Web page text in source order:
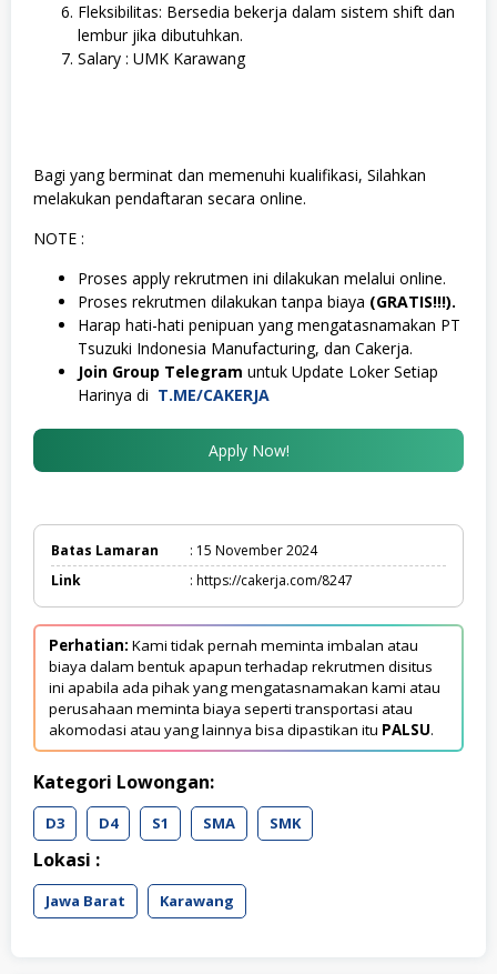
Fleksibilitas: Bersedia bekerja dalam sistem shift dan
lembur jika dibutuhkan.
Salary : UMK Karawang
Bagi yang berminat dan memenuhi kualifikasi, Silahkan
melakukan pendaftaran secara online.
NOTE :
Proses apply rekrutmen ini dilakukan melalui online.
Proses rekrutmen dilakukan tanpa biaya (GRATIS!!!).
Harap hati-hati penipuan yang mengatasnamakan PT
Tsuzuki Indonesia Manufacturing, dan Cakerja.
Join Group Telegram untuk Update Loker Setiap
Harinya di T.ME/CAKERJA
Apply Now!
Batas Lamaran
: 15 November 2024
Link
: https://cakerja.com/8247
Perhatian: Kami tidak pernah meminta imbalan atau
biaya dalam bentuk apapun terhadap rekrutmen disitus
ini apabila ada pihak yang mengatasnamakan kami atau
perusahaan meminta biaya seperti transportasi atau
akomodasi atau yang lainnya bisa dipastikan itu PALSU.
Kategori Lowongan:
D3 D4 S1 SMA SMK
Lokasi :
Jawa Barat Karawang